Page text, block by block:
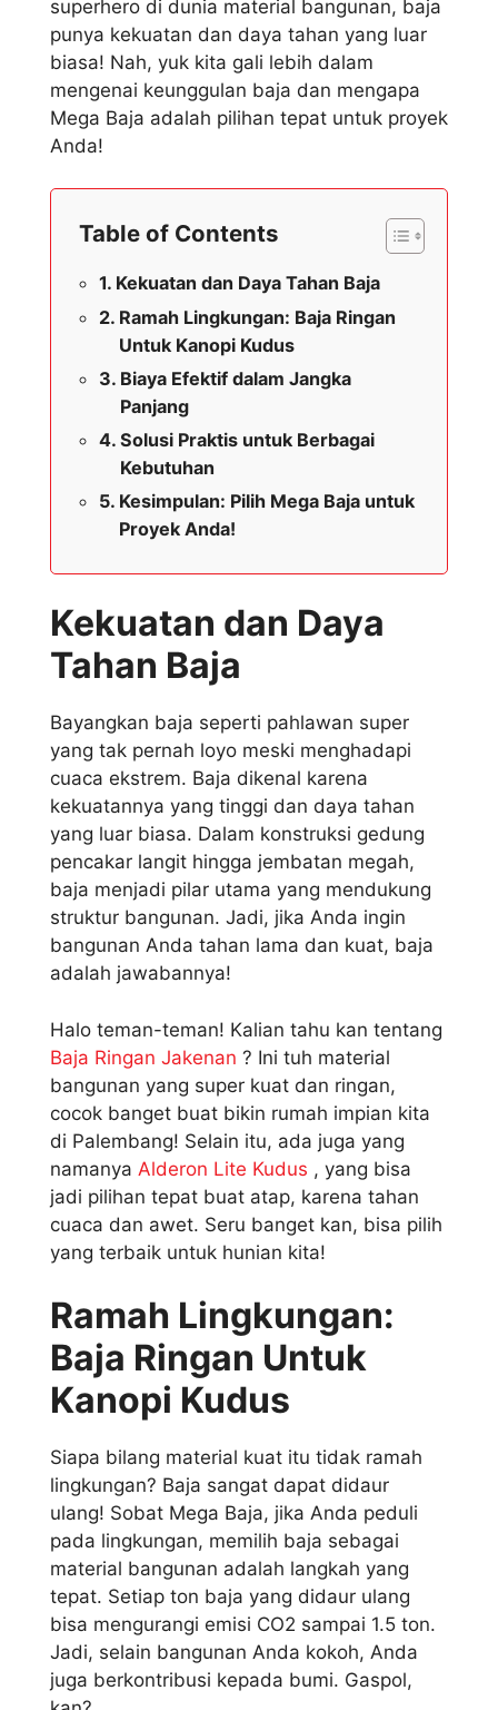
superhero di dunia material bangunan, baja
punya kekuatan dan daya tahan yang luar
biasa! Nah, yuk kita gali lebih dalam
mengenai keunggulan baja dan mengapa
Mega Baja adalah pilihan tepat untuk proyek
Anda!
Table of Contents
Kekuatan dan Daya Tahan Baja
Ramah Lingkungan: Baja Ringan
Untuk Kanopi Kudus
Biaya Efektif dalam Jangka
Panjang
Solusi Praktis untuk Berbagai
Kebutuhan
Kesimpulan: Pilih Mega Baja untuk
Proyek Anda!
Kekuatan dan Daya
Tahan Baja
Bayangkan baja seperti pahlawan super
yang tak pernah loyo meski menghadapi
cuaca ekstrem. Baja dikenal karena
kekuatannya yang tinggi dan daya tahan
yang luar biasa. Dalam konstruksi gedung
pencakar langit hingga jembatan megah,
baja menjadi pilar utama yang mendukung
struktur bangunan. Jadi, jika Anda ingin
bangunan Anda tahan lama dan kuat, baja
adalah jawabannya!
Halo teman-teman! Kalian tahu kan tentang
Baja Ringan Jakenan ? Ini tuh material
bangunan yang super kuat dan ringan,
cocok banget buat bikin rumah impian kita
di Palembang! Selain itu, ada juga yang
namanya Alderon Lite Kudus , yang bisa
jadi pilihan tepat buat atap, karena tahan
cuaca dan awet. Seru banget kan, bisa pilih
yang terbaik untuk hunian kita!
Ramah Lingkungan:
Baja Ringan Untuk
Kanopi Kudus
Siapa bilang material kuat itu tidak ramah
lingkungan? Baja sangat dapat didaur
ulang! Sobat Mega Baja, jika Anda peduli
pada lingkungan, memilih baja sebagai
material bangunan adalah langkah yang
tepat. Setiap ton baja yang didaur ulang
bisa mengurangi emisi CO2 sampai 1.5 ton.
Jadi, selain bangunan Anda kokoh, Anda
juga berkontribusi kepada bumi. Gaspol,